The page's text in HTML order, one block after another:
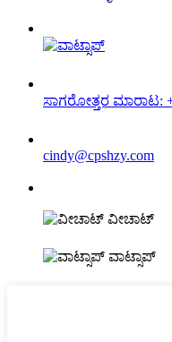
ಸಾಗರೋತ್ತರ ಮಾರಾಟ:
cindy@cpshzy.com
ವೀಚಾಟ್
ವಾಟ್ಸಾಪ್